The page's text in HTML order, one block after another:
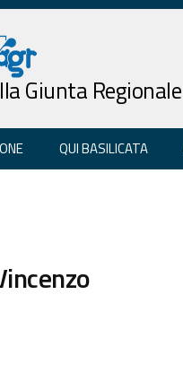
Giunta Regionale
QUI BASILICATA